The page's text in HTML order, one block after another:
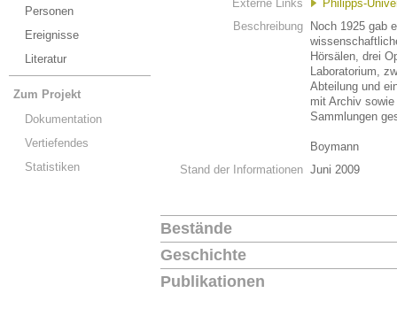
Personen
Ereignisse
Literatur
Zum Projekt
Dokumentation
Vertiefendes
Statistiken
Externe Links
Philipps-
Beschreibung
Noch 1925 gab
Hörsälen, drei
Laboratorium,
Abteilung und
mit Archiv
Sammlungen
Boymann
Stand der Informationen Juni 2009
Bestände
Geschichte
Publikationen